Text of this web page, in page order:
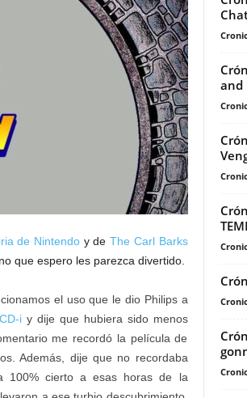
de Nintendo y deThe Carl Barks
que espero les parezca divertido.
el uso que le dio Philips a
CD-i y dije que hubiera sido menos
me recordó la película de
Además, dije que no recordaba
100% cierto a esas horas de la
and